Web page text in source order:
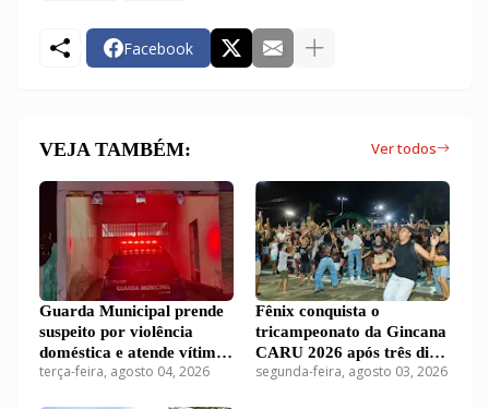
Facebook
VEJA TAMBÉM: Ver todos
Guarda Municipal prende
suspeito por violência
doméstica e atende vítima
em Carutapera
terça-feira, agosto 04, 2026
Fênix conquista o
tricampeonato da Gincana
CARU 2026 após três dias
de disputas em Carutapera
segunda-feira, agosto 03, 2026